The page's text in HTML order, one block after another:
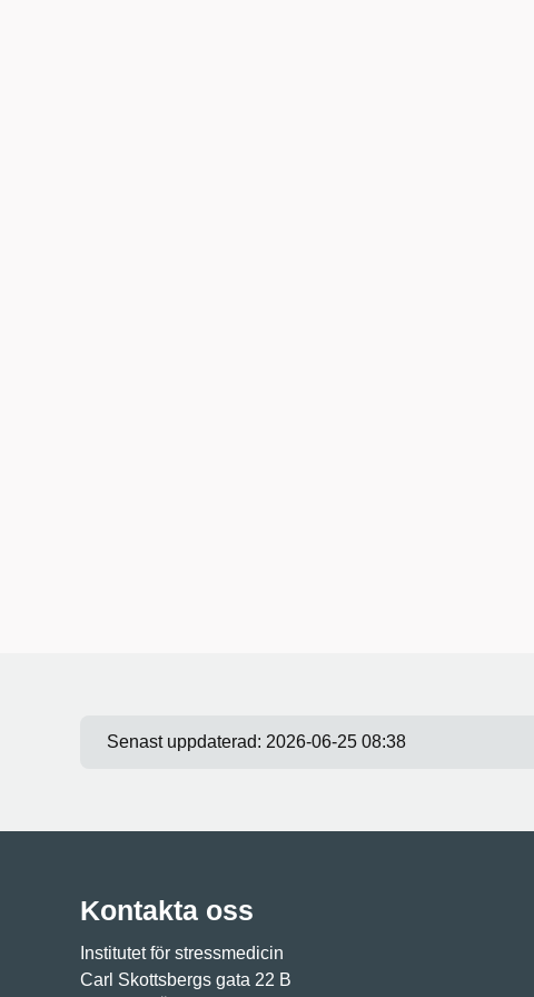
Senast uppdaterad: 2026-06-25 08:38
Kontakta oss
Institutet för stressmedicin
Carl Skottsbergs gata 22 B